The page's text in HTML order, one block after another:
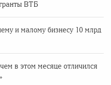
ВТБ
и малому бизнесу 10 млрд
в этом месяце отличился